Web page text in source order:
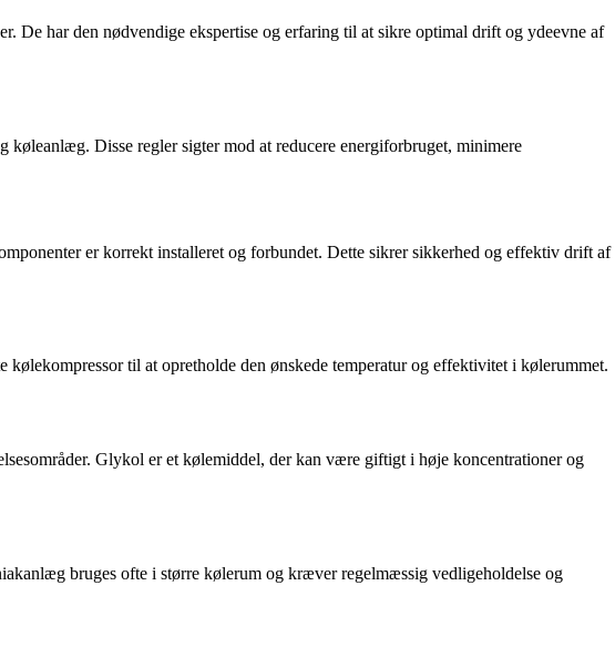
De har den nødvendige ekspertise og erfaring til at sikre optimal drift og ydeevne af
Disse regler sigter mod at reducere energiforbruget, minimere
er korrekt installeret og forbundet. Dette sikrer sikkerhed og effektiv drift af
til at opretholde den ønskede temperatur og effektivitet i kølerummet.
Glykol er et kølemiddel, der kan være giftigt i høje koncentrationer og
bruges ofte i større kølerum og kræver regelmæssig vedligeholdelse og